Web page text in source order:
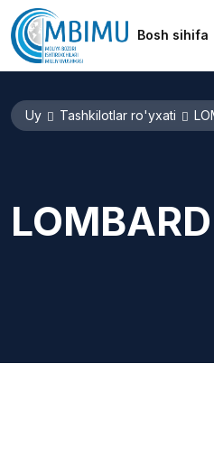
Bosh sihifa
Uy Tashkilotlar ro'yxati